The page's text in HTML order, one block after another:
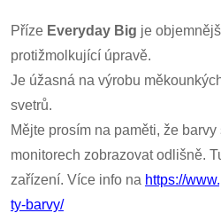
Příze Everyday Big je
protižmolkující úpravě.
Je úžasná na výrobu
svetrů.
Mějte prosím na paměti, že
monitorech zobrazovat odlišně.
zařízení. Více info na https://
ty-barvy/